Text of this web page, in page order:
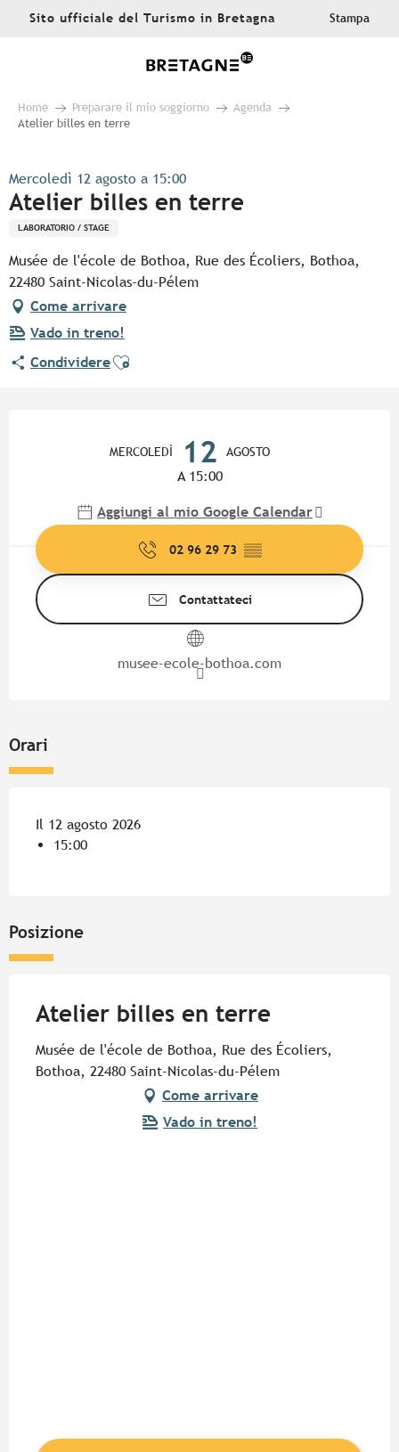
AllerSito ufficiale del Turismo in Bretagna Stampa
Home Preparare il mio soggiorno
Agenda
Atelier billes en terre
Mercoledì 12 agosto a 15:00
Atelier billes en terre
LABORATORIO / STAGE
Musée de l'école de Bothoa, Rue des Écoliers, Bothoa,
22480 Saint-Nicolas-du-Pélem
Come arrivare
Vado in treno!
CondividereAjouter aux favoris
MERCOLEDÌ 12 AGOSTO
A 15:00
Aggiungi al mio Google Calendar
02 96 29 73 ▒▒
Contattateci
musee-ecole-bothoa.com
Orari
Il 12 agosto 2026
15:00
Posizione
Atelier billes en terre
Musée de l'école de Bothoa, Rue des Écoliers,
Bothoa, 22480 Saint-Nicolas-du-Pélem
Come arrivare
Vado in treno!